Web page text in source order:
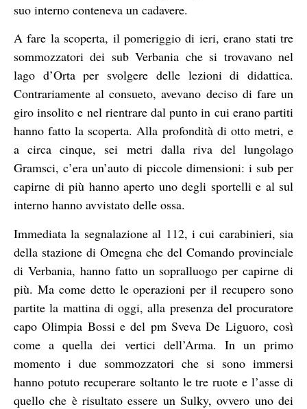
suo interno conteneva un cadavere.
A fare la scoperta, il pomeriggio di ieri, erano stati tre
sommozzatori dei sub Verbania che si trovavano nel
lago d’Orta per svolgere delle lezioni di didattica.
Contrariamente al consueto, avevano deciso di fare un
giro insolito e nel rientrare dal punto in cui erano partiti
hanno fatto la scoperta. Alla profondità di otto metri, e
a circa cinque, sei metri dalla riva del lungolago
Gramsci, c’era un’auto di piccole dimensioni: i sub per
capirne di più hanno aperto uno degli sportelli e al sul
interno hanno avvistato delle ossa.
Immediata la segnalazione al 112, i cui carabinieri, sia
della stazione di Omegna che del Comando provinciale
di Verbania, hanno fatto un sopralluogo per capirne di
più. Ma come detto le operazioni per il recupero sono
partite la mattina di oggi, alla presenza del procuratore
capo Olimpia Bossi e del pm Sveva De Liguoro, così
come a quella dei vertici dell’Arma. In un primo
momento i due sommozzatori che si sono immersi
hanno potuto recuperare soltanto le tre ruote e l’asse di
quello che è risultato essere un Sulky, ovvero uno dei